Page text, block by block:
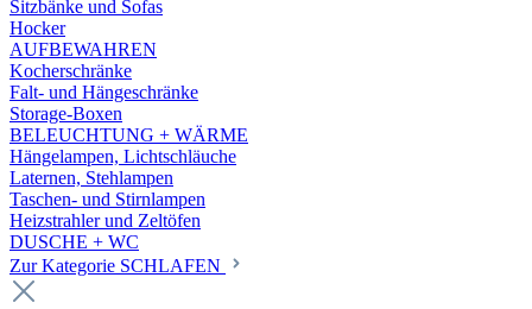
Sitzbänke und Sofas
Hocker
AUFBEWAHREN
Kocherschränke
Falt- und Hängeschränke
Storage-Boxen
BELEUCHTUNG + WÄRME
Hängelampen, Lichtschläuche
Laternen, Stehlampen
Taschen- und Stirnlampen
Heizstrahler und Zeltöfen
DUSCHE + WC
Zur Kategorie SCHLAFEN